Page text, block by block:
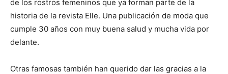
de los rostros femeninos que ya forman parte de la
historia de la revista Elle. Una publicación de moda que
cumple 30 años con muy buena salud y mucha vida por
delante.
Otras famosas también han querido dar las gracias a la